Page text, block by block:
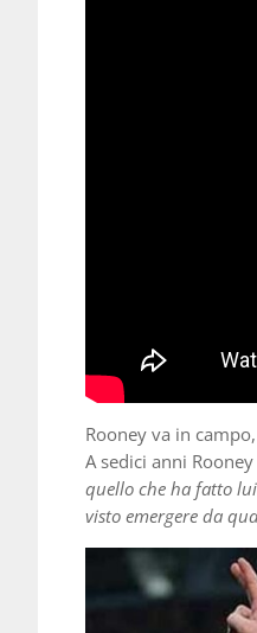
Rooney va in
A sedici anni
quello che ha fatto lui
visto emergere da